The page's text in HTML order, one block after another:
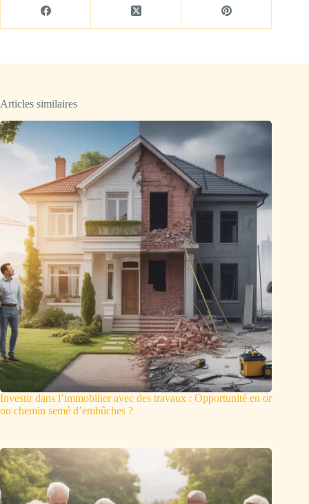
Articles similaires
Investir dans l’immobilier avec des travaux : Opportunité en or
ou chemin semé d’embûches ?